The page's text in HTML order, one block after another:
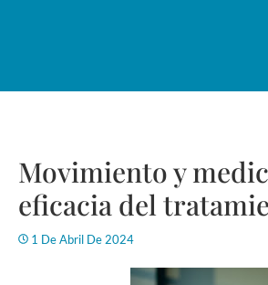
Movimiento y
eficacia del
1 De Abril De 2024